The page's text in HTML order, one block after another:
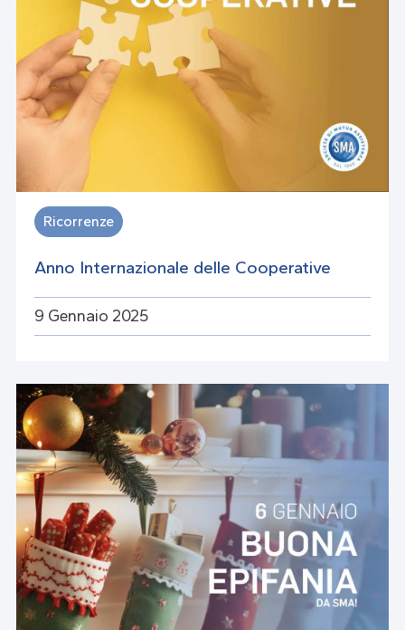
Ricorrenze
Anno Internazionale delle Cooperative
9 Gennaio 2025